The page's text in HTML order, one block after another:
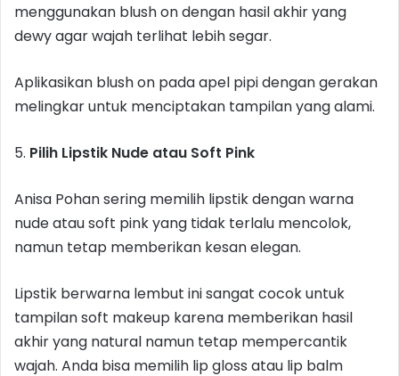
menggunakan blush on dengan hasil akhir yang
dewy agar wajah terlihat lebih segar.
Aplikasikan blush on pada apel pipi dengan gerakan
melingkar untuk menciptakan tampilan yang alami.
5. Pilih Lipstik Nude atau Soft Pink
Anisa Pohan sering memilih lipstik dengan warna
nude atau soft pink yang tidak terlalu mencolok,
namun tetap memberikan kesan elegan.
Lipstik berwarna lembut ini sangat cocok untuk
tampilan soft makeup karena memberikan hasil
akhir yang natural namun tetap mempercantik
wajah. Anda bisa memilih lip gloss atau lip balm